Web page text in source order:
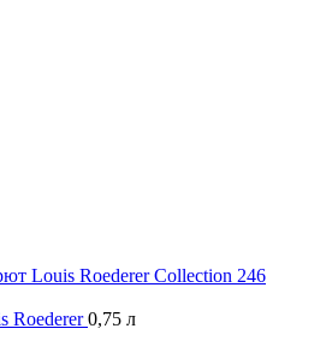
Louis Roederer Collection 246
Roederer0,75 л